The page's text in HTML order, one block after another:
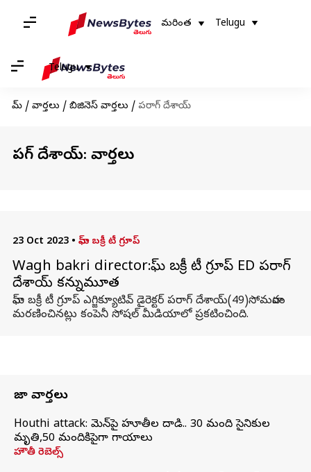
మరింత Telugu
Telugu
హోమ్ / వార్తలు / బిజినెస్ వార్తలు / పరాగ్ దేశాయ్
పరాగ్ దేశాయ్: వార్తలు
23 Oct 2023 • వాఘ్ బక్రీ టీ గ్రూప్
Wagh bakri director:వాఘ్ బక్రీ టీ గ్రూప్ ED పరాగ్
దేశాయ్ కన్నుమూత
వాఘ్ బక్రీ టీ గ్రూప్ ఎగ్జిక్యూటివ్ డైరెక్టర్ పరాగ్ దేశాయ్(49)సోమవారం
మరణించినట్లు కంపెనీ సోషల్ మీడియాలో ప్రకటించింది.
తాజా వార్తలు
Houthi attack: యెమెన్‌పై హూతీల దాడి.. 30 మంది సైనికుల
మృతి,50 మందికిపైగా గాయాలు
హౌతీ రెబెల్స్